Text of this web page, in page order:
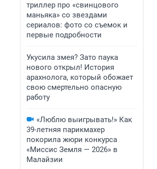
триллер про «свинцового
маньяка» со звездами
сериалов: фото со съемок и
первые подробности
Укусила змея? Зато паука
нового открыл! История
арахнолога, который обожает
свою смертельно опасную
работу
«Люблю выигрывать!» Как
39-летняя парикмахер
покорила жюри конкурса
«Миссис Земля — 2026» в
Малайзии